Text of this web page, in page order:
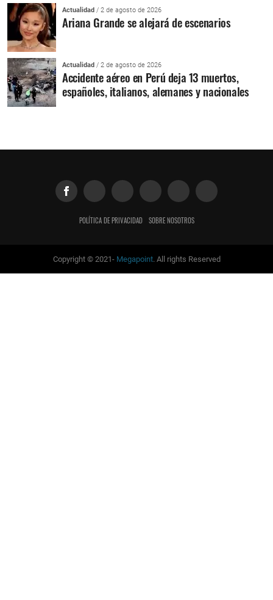
Actualidad / 2 de agosto de 2026
Ariana Grande se alejará de escenarios
Actualidad / 2 de agosto de 2026
Accidente aéreo en Perú deja 13 muertos,
españoles, italianos, alemanes y nacionales
POLÍTICA DE PRIVACIDAD SOBRE NOSOTROS
Copyright © 2021- Megapoint. All rights Reserved